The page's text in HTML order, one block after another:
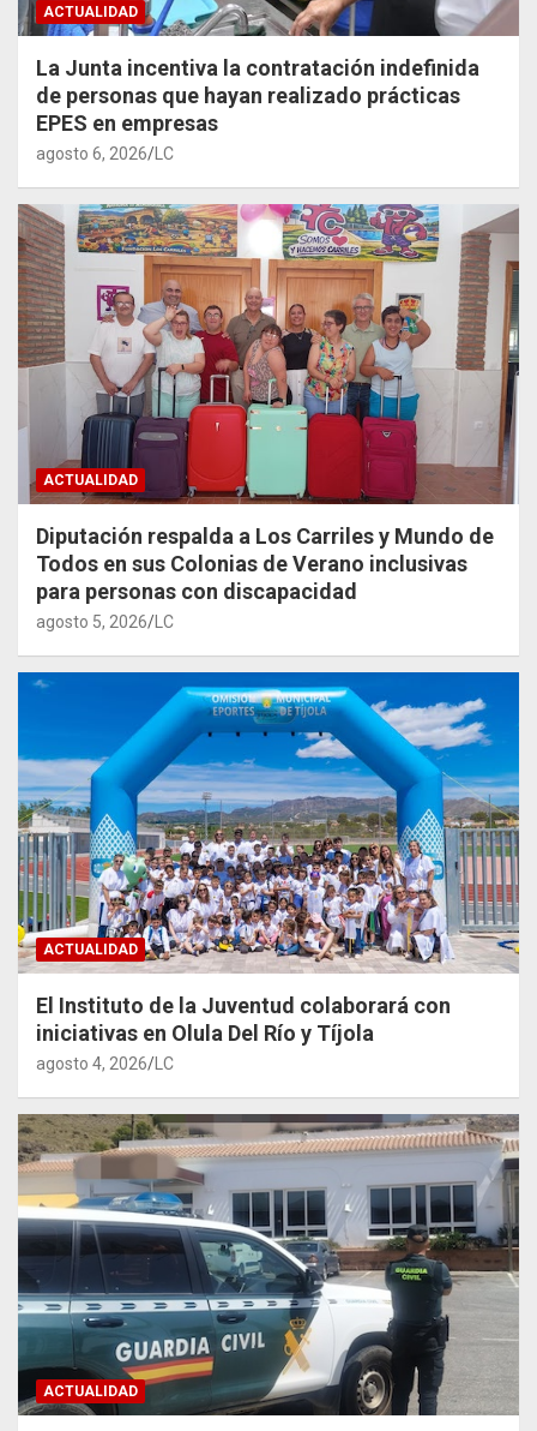
ACTUALIDAD
La Junta incentiva la contratación indefinida
de personas que hayan realizado prácticas
EPES en empresas
agosto 6, 2026 LC
ACTUALIDAD
Diputación respalda a Los Carriles y Mundo de
Todos en sus Colonias de Verano inclusivas
para personas con discapacidad
agosto 5, 2026 LC
ACTUALIDAD
El Instituto de la Juventud colaborará con
iniciativas en Olula Del Río y Tíjola
agosto 4, 2026 LC
ACTUALIDAD